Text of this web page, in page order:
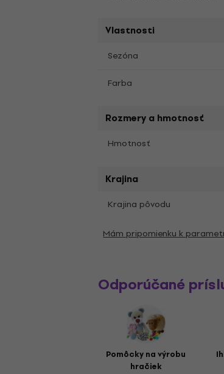
Vlastnosti
Sezóna
Farba
Rozmery a hmotnosť
Hmotnosť
Krajina
Krajina pôvodu
Mám pripomienku k
Odporúčané
Pomôcky na výrobu
hračiek